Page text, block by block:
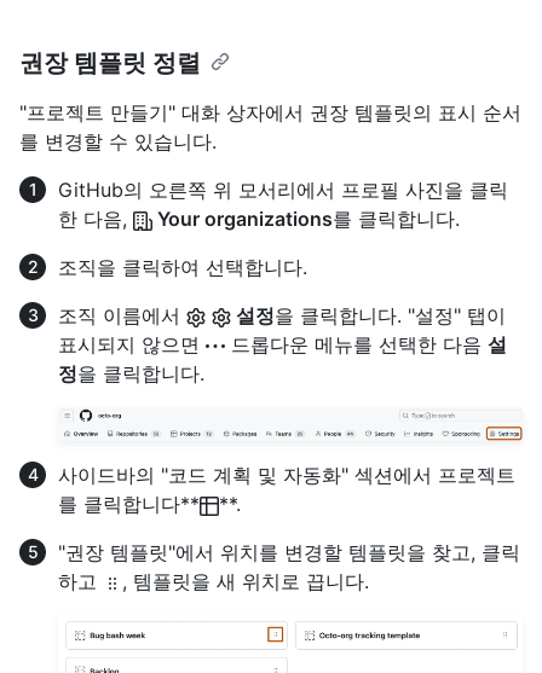
권장 템플릿 정렬
"프로젝트 만들기" 대화 상자에서 권장 템플릿의 표시 순서
를 변경할 수 있습니다.
GitHub의 오른쪽 위 모서리에서 프로필 사진을 클릭
한 다음,
Your organizations를 클릭합니다.
조직을 클릭하여 선택합니다.
조직 이름에서
설정을 클릭합니다. "설정" 탭이
표시되지 않으면
드롭다운 메뉴를 선택한 다음 설
정을 클릭합니다.
사이드바의 "코드 계획 및 자동화" 섹션에서 프로젝트
를 클릭합니다**
**.
"권장 템플릿"에서 위치를 변경할 템플릿을 찾고, 클릭
하고
, 템플릿을 새 위치로 끕니다.